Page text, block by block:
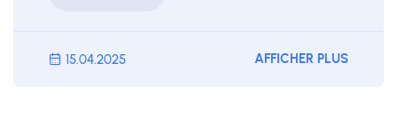
15.04.2025 AFFICHER PLUS